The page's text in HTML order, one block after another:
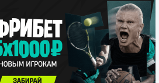
на